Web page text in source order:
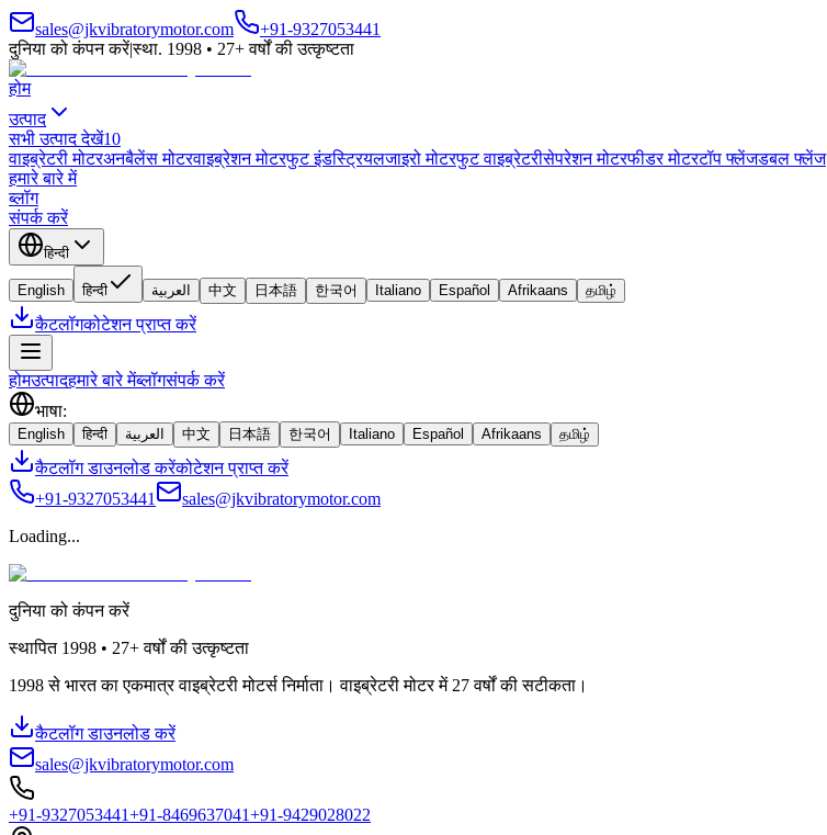
sales@jkvibratorymotor.com
+91-9327053441
दुनिया को कंपन करें|स्था. 1998 • 27+ वर्षों की उत्कृष्टता
होम
उत्पाद
सभी उत्पाद देखें10
वाइब्रेटरी मोटरअनबैलेंस मोटरवाइब्रेशन मोटरफुट इंडस्ट्रियलजाइरो मोटरफुट वाइब्रेटरीसेपरेशन मोटरफीडर मोटरटॉप फ्लेंजडबल फ्लेंज
हमारे बारे में
ब्लॉग
संपर्क करें
हिन्दी
English हिन्दी العربية 中文 日本語 한국어 Italiano Español Afrikaans தமிழ்
कैटलॉगकोटेशन प्राप्त करें
होमउत्पादहमारे बारे मेंब्लॉगसंपर्क करें
भाषा:
English हिन्दी العربية 中文 日本語 한국어 Italiano Español Afrikaans தமிழ்
कैटलॉग डाउनलोड करेंकोटेशन प्राप्त करें
+91-9327053441
sales@jkvibratorymotor.com
Loading...
दुनिया को कंपन करें
स्थापित1998 • 27+वर्षों की उत्कृष्टता
1998 से भारत का एकमात्र वाइब्रेटरी मोटर्स निर्माता। वाइब्रेटरी मोटर में 27 वर्षों की सटीकता।
कैटलॉग डाउनलोड करें
sales@jkvibratorymotor.com
+91-9327053441+91-8469637041+91-9429028022